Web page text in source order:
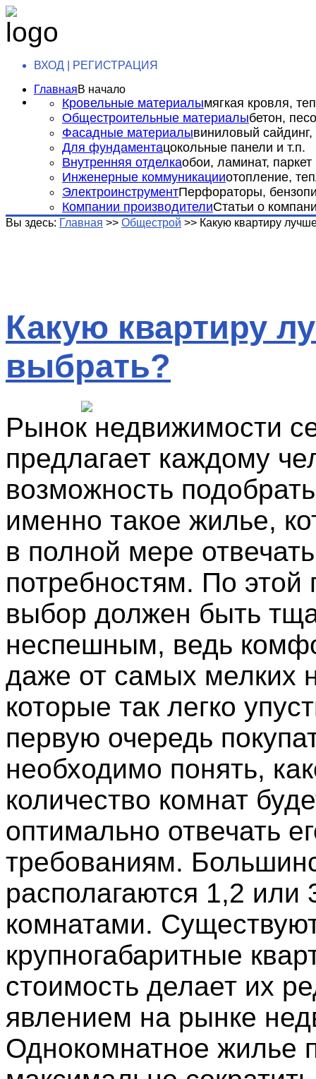
ВХОД | РЕГИСТРАЦИЯ
ГлавнаяВ начало
Кровельные материалымягкая кровля,
Общестроительные материалыбетон,
Фасадные материалывиниловый сайдинг,
Для фундаментацокольные панели и т.п.
Внутренняя отделкаобои, ламинат, паркет
Инженерные коммуникацииотопление,
ЭлектроинструментПерфораторы,
Компании производителиСтатьи о
Вы здесь: Главная >> Общестрой >> Какую квартиру
Какую квартиру
выбрать?
Рынок недвижимости
предлагает каждому
возможность
именно такое жилье,
в полной мере
потребностям. По этой
выбор должен быть
неспешным, ведь
даже от самых мелких
которые так легко
первую очередь
необходимо понять,
количество комнат
оптимально отвечать
требованиям.
располагаются 1,2
комнатами.
крупногабаритные
стоимость делает их
явлением на рынке
Однокомнатное жилье